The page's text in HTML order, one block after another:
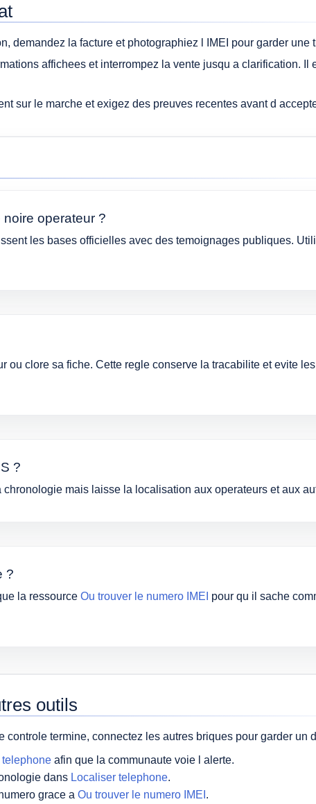
demandez la facture et photographiez l IMEI pour garder une
affichees et interrompez la vente jusqu a clarification. Il
sur le marche et exigez des preuves recentes avant d
operateur ?
les bases officielles avec des temoignages publiques.
ou clore sa fiche. Cette regle conserve la tracabilite et evite les
?
mais laisse la localisation aux operateurs et aux
?
la ressourceOu trouver le numero IMEI pour qu il sache
outils
controle termine, connectez les autres briques pour garder un
afin que la communaute voie l alerte.
dans Localiser telephone.
grace a Ou trouver le numero IMEI .